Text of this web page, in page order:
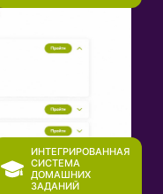
ИНТЕГРИРОВАННАЯ
СИСТЕМА
ДОМАШНИХ
ЗАДАНИЙ